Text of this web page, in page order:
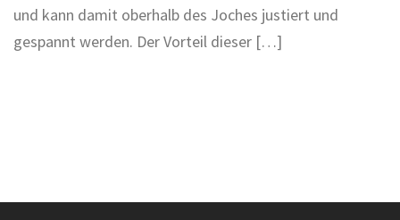
und kann damit oberhalb des Joches justiert und
gespannt werden. Der Vorteil dieser […]